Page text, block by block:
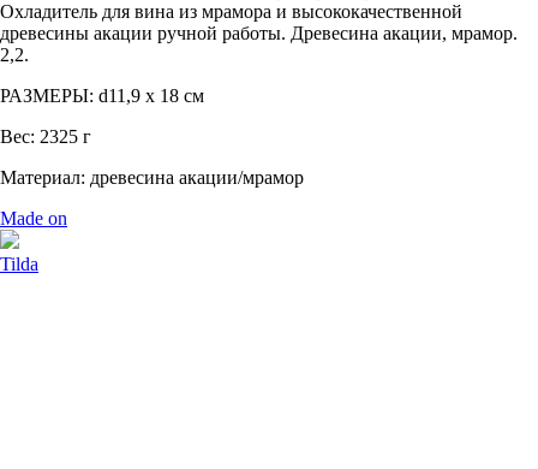
Охладитель для вина из мрамора и высококачественной
древесины акации ручной работы. Древесина акации, мрамор.
2,2.
РАЗМЕРЫ: d11,9 x 18 см
Вес: 2325 г
Материал: древесина акации/мрамор
Made on
Tilda